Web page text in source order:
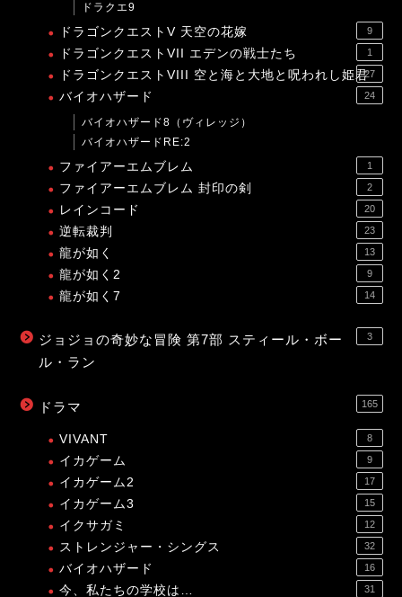
ドラクエ9
ドラゴンクエストV 天空の花嫁 9
ドラゴンクエストVII エデンの戦士たち 1
ドラゴンクエストVIII 空と海と大地と呪われし姫君27
バイオハザード 24
バイオハザード8（ヴィレッジ）
バイオハザードRE:2
ファイアーエムブレム 1
ファイアーエムブレム 封印の剣 2
レインコード 20
逆転裁判 23
龍が如く 13
龍が如く2 9
龍が如く7 14
ジョジョの奇妙な冒険 第7部 スティール・ボー
ル・ラン
3
ドラマ 165
VIVANT 8
イカゲーム 9
イカゲーム2 17
イカゲーム3 15
イクサガミ 12
ストレンジャー・シングス 32
バイオハザード 16
今、私たちの学校は… 31